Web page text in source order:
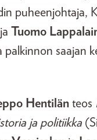
puheenjohtaja,
Tuomo
palkinnon saajan
Hentilän teos
ja politiikka